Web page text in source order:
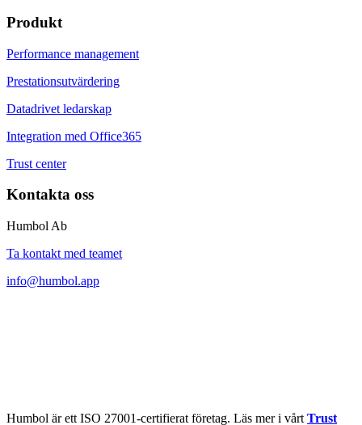
Produkt
Performance management
Prestationsutvärdering
Datadrivet ledarskap
Integration med Office365
Trust center
Kontakta oss
Humbol Ab
Ta kontakt med teamet
info@humbol.app
Humbol är ett ISO 27001-certifierat företag. Läs mer i vårt Trust